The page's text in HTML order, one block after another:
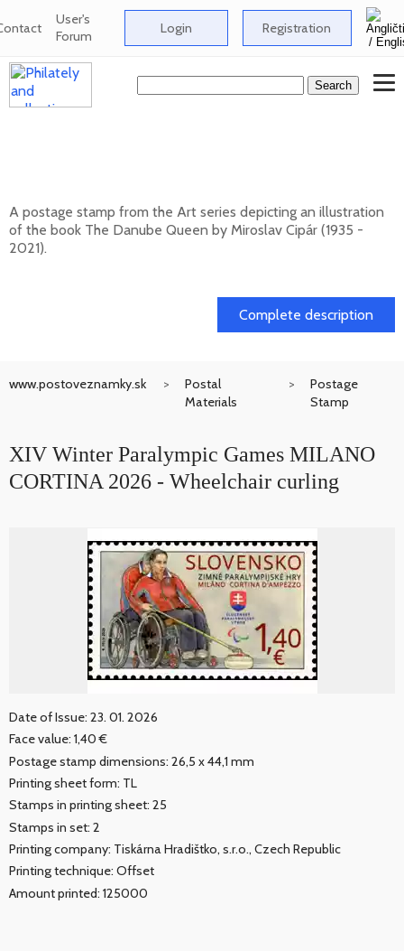
User's
Forum Login Registration
A postage stamp from the Art series depicting an illustration
of the book The Danube Queen by Miroslav Cipár (1935 -
2021).
Complete description
www.postoveznamky.sk
Postal
Materials
Postage
Stamp
XIV Winter Paralympic Games MILANO
CORTINA 2026 - Wheelchair curling
Date of Issue: 23. 01. 2026
Face value: 1,40 €
Postage stamp dimensions: 26,5 x 44,1 mm
Printing sheet form: TL
Stamps in printing sheet: 25
Stamps in set: 2
Printing company: Tiskárna Hradištko, s.r.o., Czech Republic
Printing technique: Offset
Amount printed: 125000